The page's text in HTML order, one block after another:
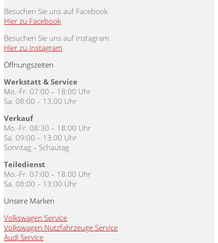
Besuchen Sie uns auf Facebook.
Hier zu Facebook
Besuchen Sie uns auf Instagram.
Hier zu Instagram
Öffnungszeiten
Werkstatt & Service
Mo.-Fr. 07:00 – 18:00 Uhr
Sa. 08:00 – 13.00 Uhr
Verkauf
Mo.-Fr. 08:30 – 18:00 Uhr
Sa. 09:00 – 13.00 Uhr
Sonntag – Schautag
Teiledienst
Mo.-Fr. 07:00 – 18:00 Uhr
Sa. 08:00 – 13:00 Uhr
Unsere Marken
Volkswagen Service
Volkswagen Nutzfahrzeuge Service
Audi Service